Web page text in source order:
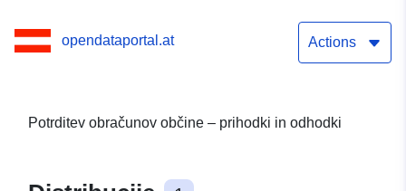
opendataportal.at Actions
Potrditev obračunov občine – prihodki in odhodki